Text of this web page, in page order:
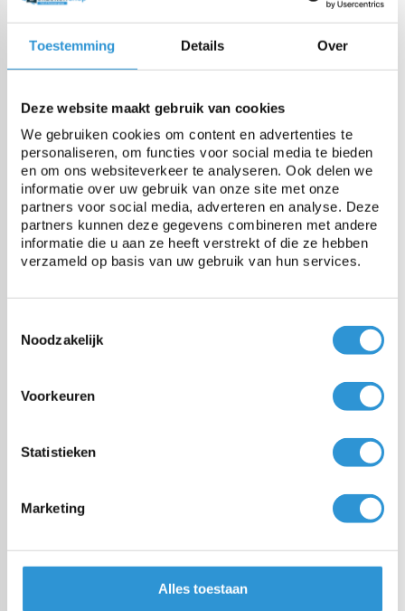
Toestemming Details Over
Deze website maakt gebruik van cookies
We gebruiken cookies om content en advertenties te
personaliseren, om functies voor social media te bieden
en om ons websiteverkeer te analyseren. Ook delen we
informatie over uw gebruik van onze site met onze
partners voor social media, adverteren en analyse. Deze
partners kunnen deze gegevens combineren met andere
informatie die u aan ze heeft verstrekt of die ze hebben
verzameld op basis van uw gebruik van hun services.
Noodzakelijk
Voorkeuren
Statistieken
Marketing
Alles toestaan
€509,00Incl btw
1-2 weken (gratis levering vanaf
€ 100,00)
€509,00Incl btw
Afdekzeil 6x6 PVC 650 -
Groen
1-2 weken (gratis levering vanaf
1-2 weken (gratis levering vanaf
Afdekzeil 5x8 PVC 650 -
1-2 weken (gratis levering vanaf